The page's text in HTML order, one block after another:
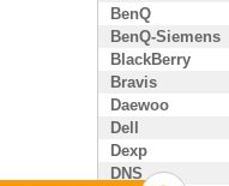
BenQ
BenQ-Siemens
BlackBerry
Bravis
Daewoo
Dell
Dexp
DNS